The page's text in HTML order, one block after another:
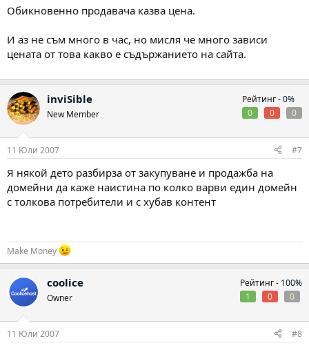
Обикновенно продавача казва цена.
И аз не съм много в час, но мисля че много зависи
цената от това какво е съдържанието на сайта.
inviSible
New Member
Рейтинг -0%
0
0 0
11 Юли 2007 #7
Я някой дето разбирза от закупуване и продажба на
домейни да каже наистина по колко варви един домейн
с толкова потребители и с хубав контент
Make Money
coolice
Owner
Рейтинг - 100%
1
0 0
11 Юли 2007 #8